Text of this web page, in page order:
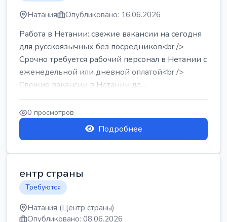
Натания Опубликовано: 16.06.2026
Работа в Нетании: свежие вакансии на сегодня
для русскоязычных без посредников<br />
Срочно требуется рабочий персонал в Нетании с
еженедельной или дневной оплатой<br />
Свежие вакансии в Нетании дл...
0 просмотров
Подробнее
ентр страны
Требуются
Натания (Центр страны)
Опубликовано: 08.06.2026